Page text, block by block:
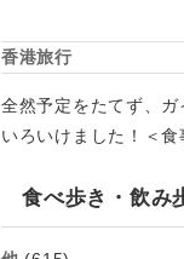
香港旅行
全然予定をたてず、
いろいけました！＜
食べ歩き・飲み